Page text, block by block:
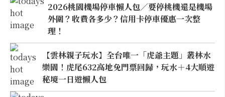
2026桃園機場停車懶人包／要停桃機還是機場
外圍？收費各多少？信用卡停車優惠一次整
理！
【雲林親子玩水】全台唯一「虎爺主題」叢林水
樂園！虎尾632高地免門票回歸，玩水＋4大順遊
秘境一日遊懶人包